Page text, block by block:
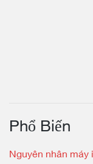
Phổ Biến
Nguyên nhân máy